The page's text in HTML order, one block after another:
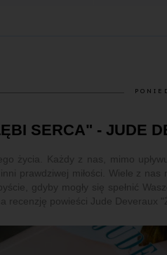
SERCA" - JUDE
życia. Każdy z nas, mimo
prawdziwej miłości. Wiele z nas
gdyby mogły się spełnić
recenzję powieści Jude Deveraux